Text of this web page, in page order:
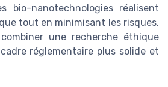
bio-nanotechnologies réalisent
tout en minimisant les risques,
une recherche éthique
réglementaire plus solide et